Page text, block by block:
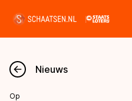
Nieuws
Nieuws
Op